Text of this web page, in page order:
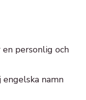
personlig och
namn